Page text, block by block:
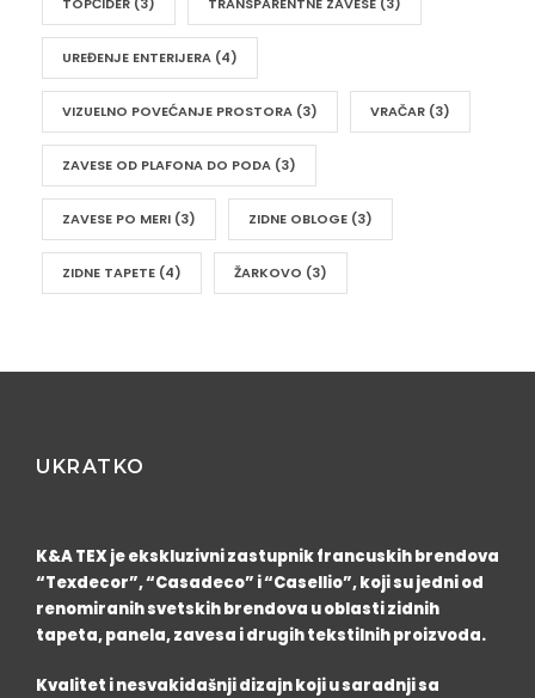
UREĐENJE ENTERIJERA (4)
VIZUELNO POVEĆANJE PROSTORA (3) VRAČAR (3)
ZAVESE OD PLAFONA DO PODA (3)
ZAVESE PO MERI (3) ZIDNE OBLOGE (3)
ZIDNE TAPETE (4) ŽARKOVO (3)
UKRATKO
K&A TEX je ekskluzivni zastupnik francuskih brendova
“Texdecor”, “Casadeco” i “Casellio”, koji su jedni od
renomiranih svetskih brendova u oblasti zidnih
tapeta, panela, zavesa i drugih tekstilnih proizvoda.
Kvalitet i nesvakidašnji dizajn koji u saradnji sa